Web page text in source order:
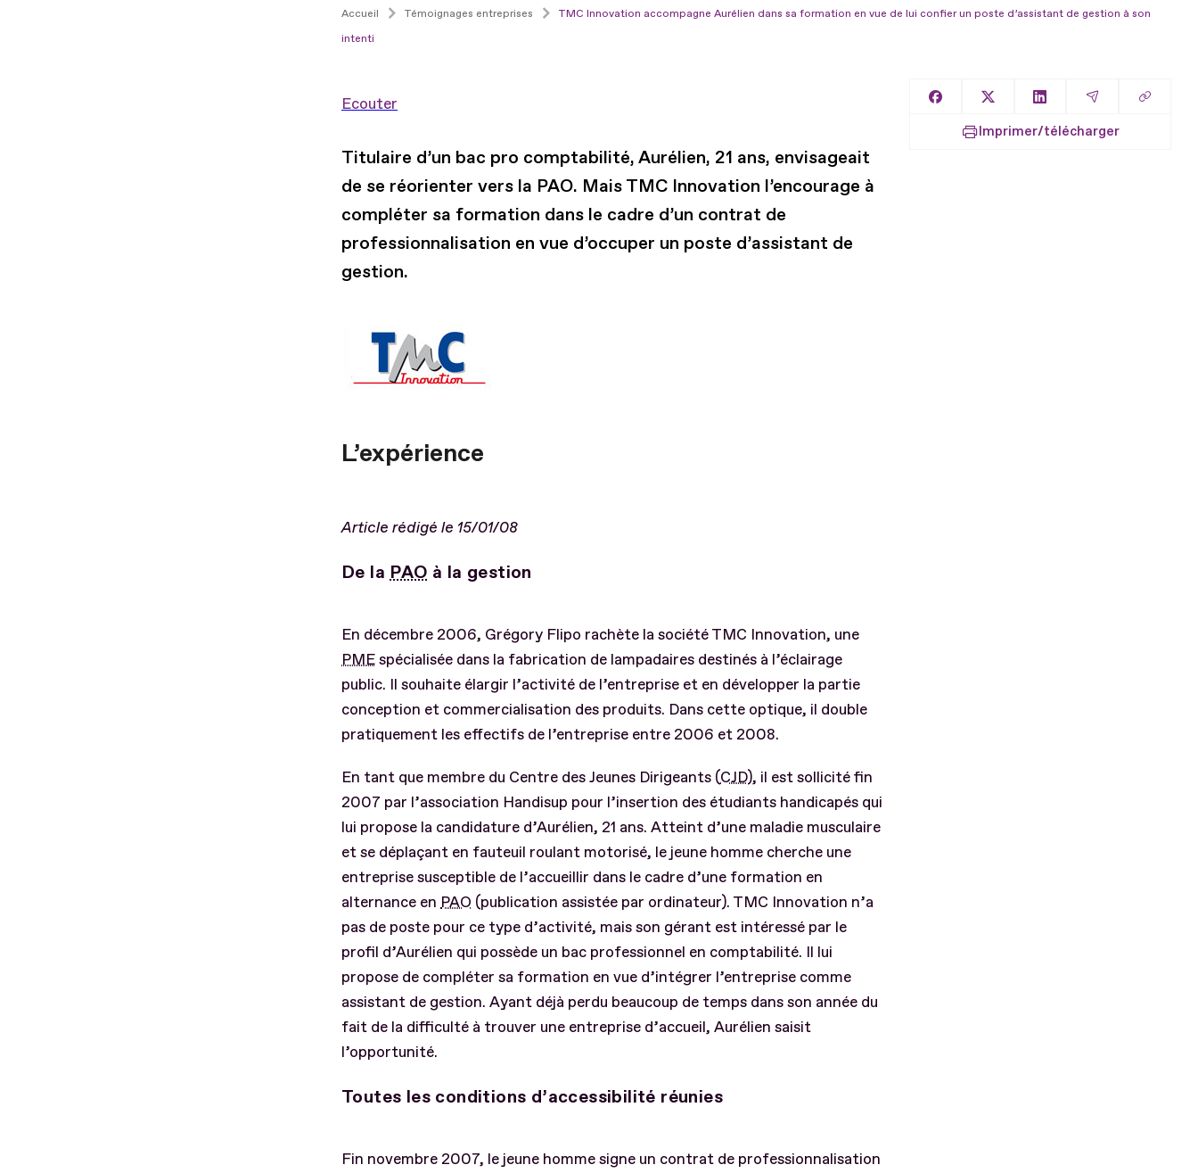
Accueil Témoignages entreprises
TMC Innovation accompagne Aurélien dans sa formation en vue de lui confier un poste d’assistant de gestion à son
intenti
Ecouter
Titulaire d’un bac pro comptabilité, Aurélien, 21 ans, envisageait
de se réorienter vers la PAO. Mais TMC Innovation l’encourage à
compléter sa formation dans le cadre d’un contrat de
professionnalisation en vue d’occuper un poste d’assistant de
gestion.
L’expérience
Article rédigé le 15/01/08
De la PAO à la gestion
En décembre 2006, Grégory Flipo rachète la société TMC Innovation, une
PMEspécialisée dans la fabrication de lampadaires destinés à l’éclairage
public. Il souhaite élargir l’activité de l’entreprise et en développer la partie
conception et commercialisation des produits. Dans cette optique, il double
pratiquement les effectifs de l’entreprise entre 2006 et 2008.
En tant que membre du Centre des Jeunes Dirigeants (CJD), il est sollicité fin
2007 par l’association Handisup pour l’insertion des étudiants handicapés qui
lui propose la candidature d’Aurélien, 21 ans. Atteint d’une maladie musculaire
et se déplaçant en fauteuil roulant motorisé, le jeune homme cherche une
entreprise susceptible de l’accueillir dans le cadre d’une formation en
alternance en PAO (publication assistée par ordinateur). TMC Innovation n’a
pas de poste pour ce type d’activité, mais son gérant est intéressé par le
profil d’Aurélien qui possède un bac professionnel en comptabilité. Il lui
propose de compléter sa formation en vue d’intégrer l’entreprise comme
assistant de gestion. Ayant déjà perdu beaucoup de temps dans son année du
fait de la difficulté à trouver une entreprise d’accueil, Aurélien saisit
l’opportunité.
Toutes les conditions d’accessibilité réunies
Fin novembre 2007, le jeune homme signe un contrat de professionnalisation
Partager sur Facebook
Partager sur XPartager sur LinkedIn
Partager par
Copier
Imprimer/télécharger